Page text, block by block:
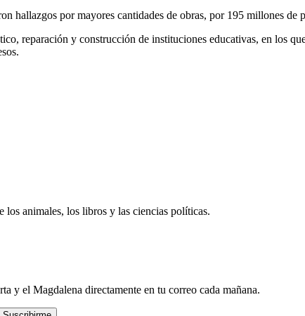
hallazgos por mayores cantidades de obras, por 195 millones de
reparación y construcción de instituciones educativas, en los
animales, los libros y las ciencias políticas.
y el Magdalena directamente en tu correo cada mañana.